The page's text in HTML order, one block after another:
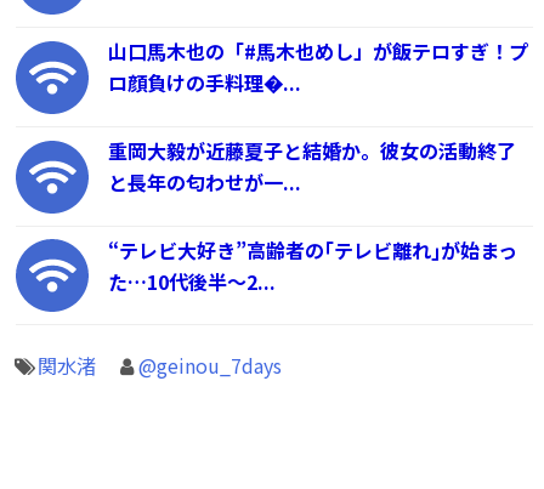
山口馬木也の「#馬木也めし」が飯テロすぎ！プ
ロ顔負けの手料理�...
重岡大毅が近藤夏子と結婚か。彼女の活動終了
と長年の匂わせが一...
“テレビ大好き”高齢者の｢テレビ離れ｣が始まっ
た…10代後半～2...
関水渚 @geinou_7days